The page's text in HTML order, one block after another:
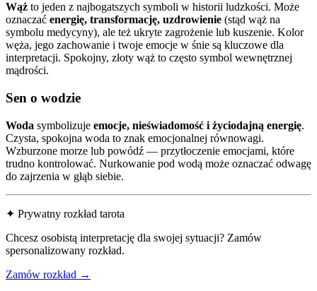
Wąż to jeden z najbogatszych symboli w historii ludzkości. Może
oznaczać energię, transformację, uzdrowienie (stąd wąż na
symbolu medycyny), ale też ukryte zagrożenie lub kuszenie. Kolor
węża, jego zachowanie i twoje emocje w śnie są kluczowe dla
interpretacji. Spokojny, złoty wąż to często symbol wewnętrznej
mądrości.
Sen o wodzie
Woda symbolizuje emocje, nieświadomość i życiodajną energię.
Czysta, spokojna woda to znak emocjonalnej równowagi.
Wzburzone morze lub powódź — przytłoczenie emocjami, które
trudno kontrolować. Nurkowanie pod wodą może oznaczać odwagę
do zajrzenia w głąb siebie.
✦ Prywatny rozkład tarota
Chcesz osobistą interpretację dla swojej sytuacji? Zamów
spersonalizowany rozkład.
Zamów rozkład →